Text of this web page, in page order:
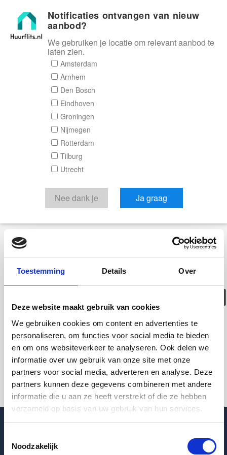
Toestemming Details Over
Deze website maakt gebruik van cookies
We gebruiken cookies om content en advertenties te
personaliseren, om functies voor social media te bieden
en om ons websiteverkeer te analyseren. Ook delen we
informatie over uw gebruik van onze site met onze
partners voor social media, adverteren en analyse. Deze
partners kunnen deze gegevens combineren met andere
informatie die u aan ze heeft verstrekt of die ze hebben
verzameld op basis van uw gebruik van hun services.
Noodzakelijk
Huurflits
Deze woning is
helaas
verhuurd/verwijderd
Pagina niet gevonden
Terug naar woningoverzicht
Blogpost
Notificaties ontvangen van nieuw
aanbod?
We gebruiken je locatie om relevant aanbod te
laten zien.
Amsterdam
Arnhem
Den Bosch
Eindhoven
Groningen
Nijmegen
Rotterdam
Tilburg
Utrecht
Nee dank je Ja graag